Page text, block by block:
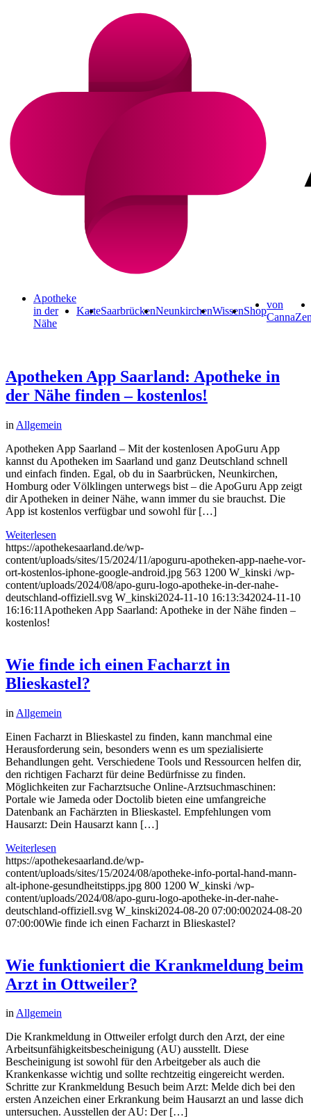
Apotheke
in der
Nähe
KarteSaarbrückenNeunkirchenWissenShop
von
Apotheken App Saarland: Apotheke in
der Nähe finden – kostenlos!
in Allgemein
Apotheken App Saarland – Mit der kostenlosen ApoGuru App
kannst du Apotheken im Saarland und ganz Deutschland schnell
und einfach finden. Egal, ob du in Saarbrücken, Neunkirchen,
Homburg oder Völklingen unterwegs bist – die ApoGuru App zeigt
dir Apotheken in deiner Nähe, wann immer du sie brauchst. Die
App ist kostenlos verfügbar und sowohl für […]
Weiterlesen
https://apothekesaarland.de/wp-
content/uploads/sites/15/2024/11/apoguru-apotheken-app-naehe-vor-
ort-kostenlos-iphone-google-android.jpg 563 1200 W_kinski /wp-
content/uploads/2024/08/apo-guru-logo-apotheke-in-der-nahe-
deutschland-offiziell.svg W_kinski2024-11-10 16:13:342024-11-10
16:16:11 Apotheken App Saarland: Apotheke in der Nähe finden –
kostenlos!
Wie finde ich einen Facharzt in
Blieskastel?
in Allgemein
Einen Facharzt in Blieskastel zu finden, kann manchmal eine
Herausforderung sein, besonders wenn es um spezialisierte
Behandlungen geht. Verschiedene Tools und Ressourcen helfen dir,
den richtigen Facharzt für deine Bedürfnisse zu finden.
Möglichkeiten zur Facharztsuche Online-Arztsuchmaschinen:
Portale wie Jameda oder Doctolib bieten eine umfangreiche
Datenbank an Fachärzten in Blieskastel. Empfehlungen vom
Hausarzt: Dein Hausarzt kann […]
Weiterlesen
https://apothekesaarland.de/wp-
content/uploads/sites/15/2024/08/apotheke-info-portal-hand-mann-
alt-iphone-gesundheitstipps.jpg 800 1200 W_kinski /wp-
content/uploads/2024/08/apo-guru-logo-apotheke-in-der-nahe-
deutschland-offiziell.svg W_kinski2024-08-20 07:00:002024-08-20
07:00:00Wie finde ich einen Facharzt in Blieskastel?
Wie funktioniert die Krankmeldung beim
Arzt in Ottweiler?
inAllgemein
Die Krankmeldung in Ottweiler erfolgt durch den Arzt, der eine
Arbeitsunfähigkeitsbescheinigung (AU) ausstellt. Diese
Bescheinigung ist sowohl für den Arbeitgeber als auch die
Krankenkasse wichtig und sollte rechtzeitig eingereicht werden.
Schritte zur Krankmeldung Besuch beim Arzt: Melde dich bei den
ersten Anzeichen einer Erkrankung beim Hausarzt an und lasse dich
untersuchen. Ausstellen der AU: Der […]